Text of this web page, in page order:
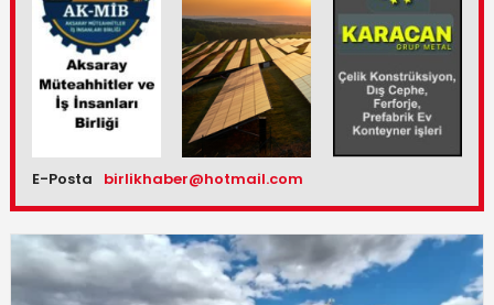
E-Posta birlikhaber@hotmail.com